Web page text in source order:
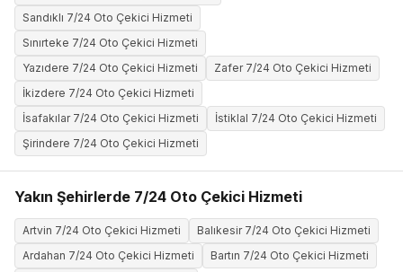
Sandıklı 7/24 Oto Çekici Hizmeti
Sınırteke 7/24 Oto Çekici Hizmeti
Yazıdere 7/24 Oto Çekici Hizmeti
Zafer 7/24 Oto Çekici Hizmeti
İkizdere 7/24 Oto Çekici Hizmeti
İsafakılar 7/24 Oto Çekici Hizmeti
İstiklal 7/24 Oto Çekici Hizmeti
Şirindere 7/24 Oto Çekici Hizmeti
Yakın Şehirlerde 7/24 Oto Çekici Hizmeti
Artvin 7/24 Oto Çekici Hizmeti
Balıkesir 7/24 Oto Çekici Hizmeti
Ardahan 7/24 Oto Çekici Hizmeti
Bartın 7/24 Oto Çekici Hizmeti